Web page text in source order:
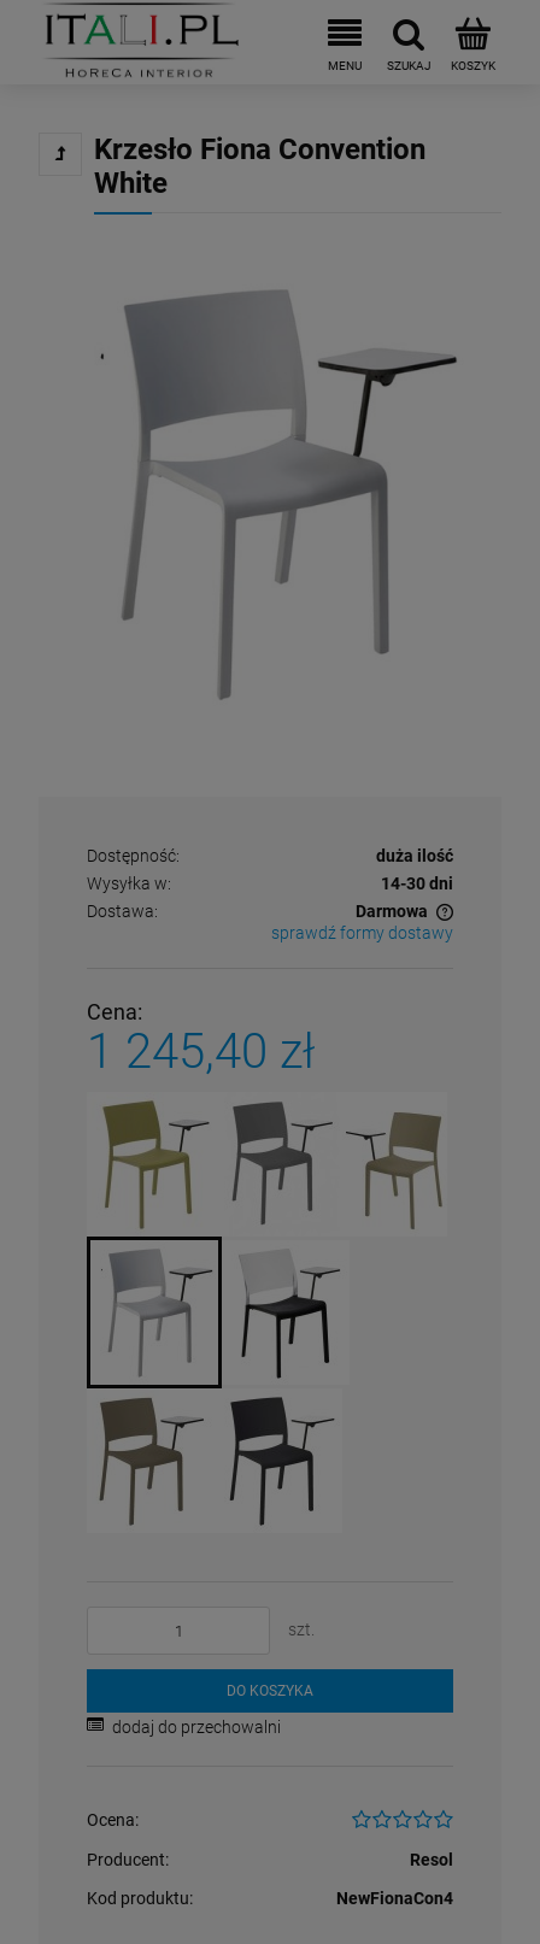
Krzesło Fiona Convention
White
Dostępność:
duża ilość
Wysyłka w:
14-30 dni
Dostawa:
Darmowa
Cena nie zawiera ewentualnych kosztów płatności
sprawdź formy dostawy
Cena:
1 245,40 zł
szt.
DO KOSZYKA
dodaj do przechowalni
Ocena:
Producent:
Resol
Kod produktu:
NewFionaCon4